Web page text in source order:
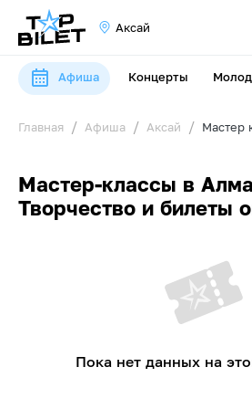
Аксай
Афиша Концерты
Главная Афиша Аксай Мастер
Мастер-классы в
Творчество и билеты
Пока нет данных на